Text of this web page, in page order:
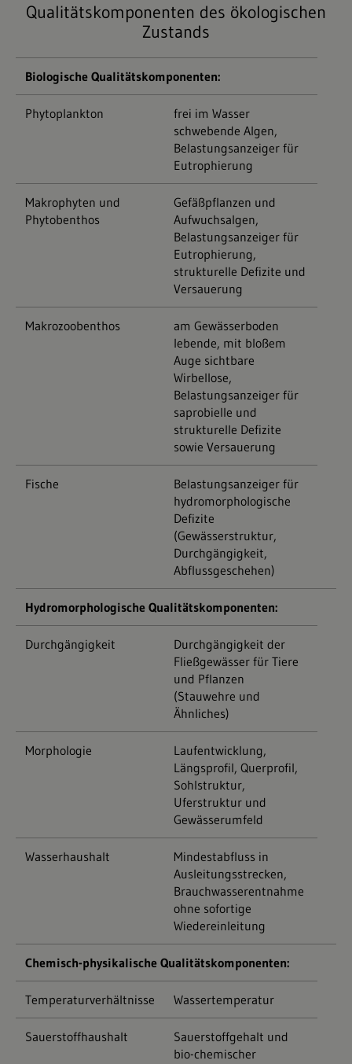
Qualitätskomponenten des ökologischen
Zustands
Biologische Qualitätskomponenten:
Phytoplankton
frei im Wasser
schwebende Algen,
Belastungsanzeiger für
Eutrophierung
Makrophyten und
Phytobenthos
Gefäßpflanzen und
Aufwuchsalgen,
Belastungsanzeiger für
Eutrophierung,
strukturelle Defizite und
Versauerung
Makrozoobenthos
am Gewässerboden
lebende, mit bloßem
Auge sichtbare
Wirbellose,
Belastungsanzeiger für
saprobielle und
strukturelle Defizite
sowie Versauerung
Fische
Belastungsanzeiger für
hydromorphologische
Defizite
(Gewässerstruktur,
Durchgängigkeit,
Abflussgeschehen)
Hydromorphologische Qualitätskomponenten:
Durchgängigkeit
Durchgängigkeit der
Fließgewässer für Tiere
und Pflanzen
(Stauwehre und
Ähnliches)
Morphologie
Laufentwicklung,
Längsprofil, Querprofil,
Sohlstruktur,
Uferstruktur und
Gewässerumfeld
Wasserhaushalt
Mindestabfluss in
Ausleitungsstrecken,
Brauchwasserentnahme
ohne sofortige
Wiedereinleitung
Chemisch-physikalische Qualitätskomponenten:
Temperaturverhältnisse Wassertemperatur
Sauerstoffhaushalt
Sauerstoffgehalt und
bio-chemischer